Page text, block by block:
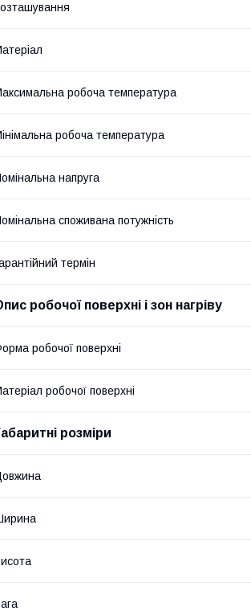
робоча температура
робоча температура
напруга
споживана потужність
термін
робочої поверхні і зон нагріву
робочої поверхні
робочої поверхні
розміри